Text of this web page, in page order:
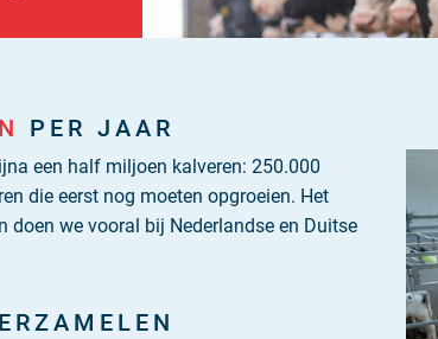
Deutsch
PER JAAR
een half miljoen kalveren: 250.000
die eerst nog moeten opgroeien. Het
doen we vooral bij Nederlandse en Duitse